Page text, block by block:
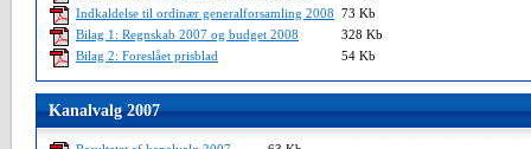
Indkaldelse til ordinær generalforsamling 2008 73 Kb
Bilag 1: Regnskab 2007 og budget 2008
328 Kb
Bilag 2: Foreslået prisblad
54 Kb
Kanalvalg 2007